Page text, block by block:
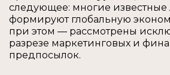
следующее: многие известные
формируют глобальную
при этом — рассмотрены
разрезе маркетинговых и
предпосылок.